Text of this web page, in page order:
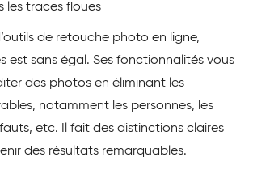
les traces floues
de retouche photo en ligne,
est sans égal. Ses fonctionnalités vous
des photos en éliminant les
notamment les personnes, les
etc. Il fait des distinctions claires
des résultats remarquables.